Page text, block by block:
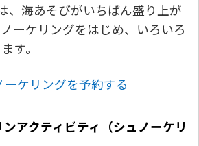
、海あそびがいちばん盛り上が
ーケリングをはじめ、いろいろ
す。
ケリングを予約する
アクティビティ（シュノーケリ